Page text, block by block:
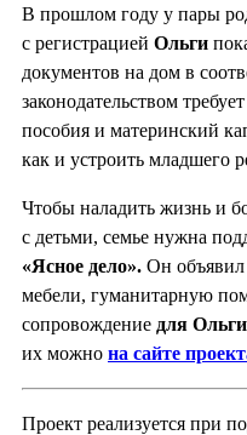
В прошлом году у пары
с регистрацией Ольги
документов на дом в
законодательством
пособия и материнский
как и устроить младшего
Чтобы наладить жизнь и
с детьми, семье нужна
«Ясное дело». Он объявил
мебели, гуманитарную
сопровождение для
их можно на сайте
Проект реализуется при